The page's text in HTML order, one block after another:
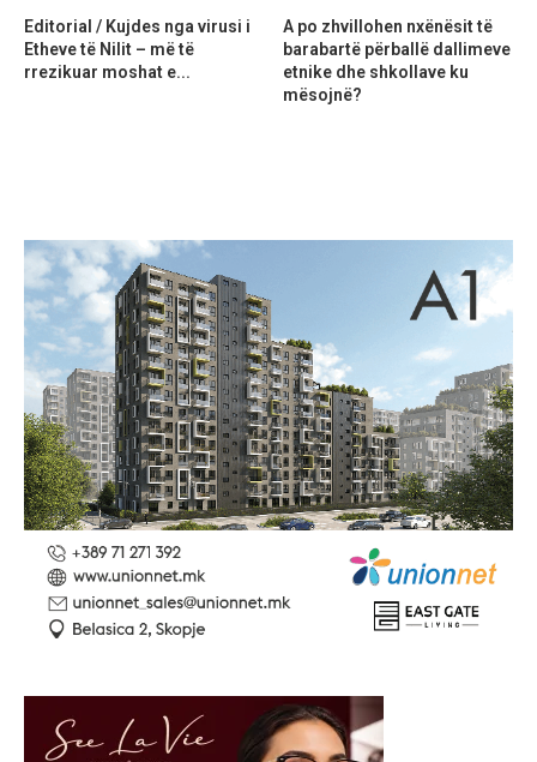
Editorial / Kujdes nga virusi i
Etheve të Nilit – më të
rrezikuar moshat e...
A po zhvillohen nxënësit të
barabartë përballë dallimeve
etnike dhe shkollave ku
mësojnë?